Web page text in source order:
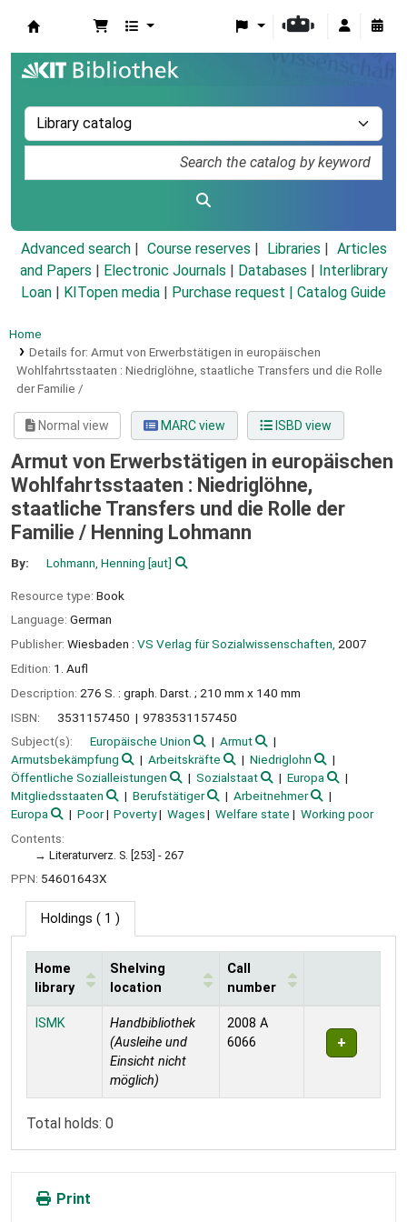
Advanced search Course reserves Libraries
Articles
and Papers
Electronic Journals Databases
Interlibrary
Loan
KITopen media Purchase request | Catalog Guide
Home
Details for: Armut von Erwerbstätigen in europäischen
Wohlfahrtsstaaten : Niedriglöhne, staatliche Transfers und die Rolle
der Familie /
Normal view MARC view ISBD view
Armut von Erwerbstätigen in europäischen
Wohlfahrtsstaaten : Niedriglöhne,
staatliche Transfers und die Rolle der
Familie / Henning Lohmann
By: Lohmann, Henning [aut]
Resource type: Book
Language: German
Publisher: Wiesbaden : VS Verlag für Sozialwissenschaften, 2007
Edition: 1. Aufl
Description: 276 S. : graph. Darst. ; 210 mm x 140 mm
ISBN:
3531157450
9783531157450
Subject(s):
Europäische Union
Armut
Armutsbekämpfung
Arbeitskräfte
Niedriglohn
Öffentliche Sozialleistungen
Sozialstaat
Europa
Mitgliedsstaaten
Berufstätiger
Arbeitnehmer
Europa
Poor Poverty Wages Welfare state
Working poor
Contents:
Literaturverz. S. [253] - 267
PPN: 54601643X
Holdings ( 1 )
Holdings
Home
library
Shelving
location
Call
number
ISMK
Handbibliothek
(Ausleihe und
Einsicht nicht
möglich)
2008 A
6066
Total holds: 0
Print